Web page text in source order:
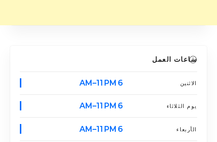
ساعات العمل
الاثنين 6 AM–11 PM
يوم الثلاثاء 6 AM–11 PM
الأربعاء 6 AM–11 PM